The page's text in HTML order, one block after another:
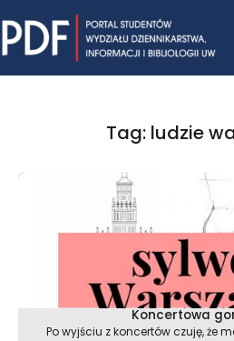
to
content
Tag: ludzie
Koncertowa
Po wyjściu z koncertów czuję, że